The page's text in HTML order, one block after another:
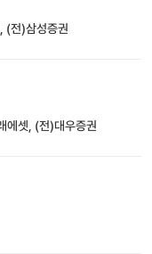
(전)삼성증권
에셋, (전)대우증권